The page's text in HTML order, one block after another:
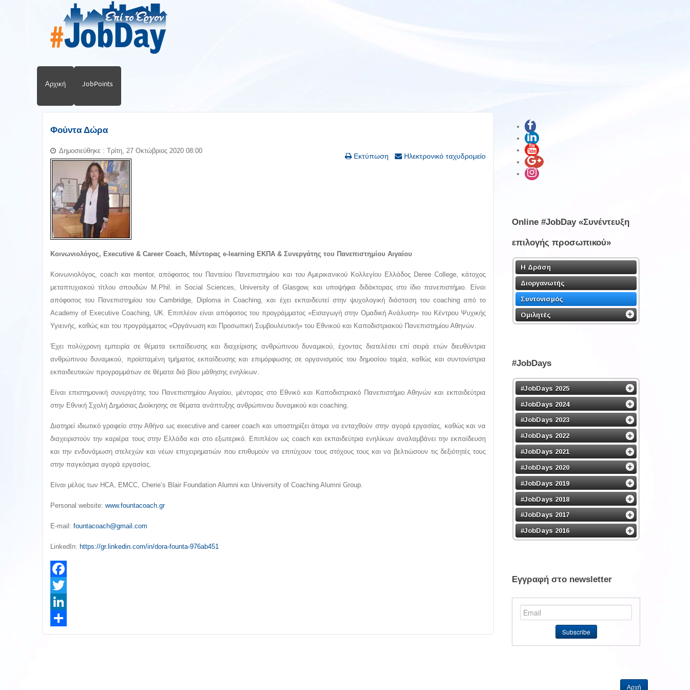
Αρχική JobPoints
Φούντα Δώρα
Εκτύπωση Ηλεκτρονικό ταχυδρομείο
Δημοσιεύθηκε : Τρίτη, 27 Οκτώβριος 2020 08:00
Κοινωνιολόγος, Executive & Career Coach, Μέντορας e-learning EKΠΑ & Συνεργάτης του Πανεπιστημίου Αιγαίου
Κοινωνιολόγος, coach και mentor, απόφοιτος του Παντείου Πανεπιστημίου και του Αμερικανικού Κολλεγίου Ελλάδος Deree College, κάτοχος
μεταπτυχιακού τίτλου σπουδών Μ.Phil. in Social Sciences, University of Glasgow, και υποψήφια διδάκτορας στο ίδιο πανεπιστήμιο. Είναι
απόφοιτος του Πανεπιστημίου του Cambridge, Diploma in Coaching, και έχει εκπαιδευτεί στην ψυχολογική διάσταση του coaching από το
Academy of Executive Coaching, UK. Επιπλέον είναι απόφοιτος του προγράμματος «Εισαγωγή στην Ομαδική Ανάλυση» του Κέντρου Ψυχικής
Υγιεινής, καθώς και του προγράμματος «Οργάνωση και Προσωπική Συμβουλευτική» του Εθνικού και Καποδιστριακού Πανεπιστημίου Αθηνών.
Έχει πολύχρονη εμπειρία σε θέματα εκπαίδευσης και διαχείρισης ανθρώπινου δυναμικού, έχοντας διατελέσει επί σειρά ετών διευθύντρια
ανθρώπινου δυναμικού, προϊσταμένη τμήματος εκπαίδευσης και επιμόρφωσης σε οργανισμούς του δημοσίου τομέα, καθώς και συντονίστρια
εκπαιδευτικών προγραμμάτων σε θέματα διά βίου μάθησης ενηλίκων.
Eίναι επιστημονική συνεργάτης του Πανεπιστημίου Αιγαίου, μέντορας στο Εθνικό και Καποδιστριακό Πανεπιστήμιο Αθηνών και εκπαιδεύτρια
στην Εθνική Σχολή Δημόσιας Διοίκησης σε θέματα ανάπτυξης ανθρώπινου δυναμικού και coaching.
Διατηρεί ιδιωτικό γραφείο στην Αθήνα ως executive and career coach και υποστηρίζει άτομα να ενταχθούν στην αγορά εργασίας, καθώς και να
διαχειριστούν την καριέρα τους στην Ελλάδα και στο εξωτερικό. Επιπλέον ως coach και εκπαιδεύτρια ενηλίκων αναλαμβάνει την εκπαίδευση
και την ενδυνάμωση στελεχών και νέων επιχειρηματιών που επιθυμούν να επιτύχουν τους στόχους τους και να βελτιώσουν τις δεξιότητές τους
στην παγκόσμια αγορά εργασίας.
Είναι μέλος των ΗCA, EMCC, Cherie’s Blair Foundation Alumni και University of Coaching Alumni Group.
Personal website: www.fountacoach.gr
E-mail: fountacoach@gmail.com
LinkedIn: https://gr.linkedin.com/in/dora-founta-976ab451
Facebook
Twitter
LinkedIn
Share
Online #JobDay «Συνέντευξη
επιλογής προσωπικού»
Η Δράση
Διοργανωτής
Συντονισμός
Ομιλητές
#JobDays
#JobDays 2025
#JobDays 2024
#JobDays 2023
#JobDays 2022
#JobDays 2021
#JobDays 2020
#JobDays 2019
#JobDays 2018
#JobDays 2017
#JobDays 2016
Εγγραφή στο newsletter
Αρχή